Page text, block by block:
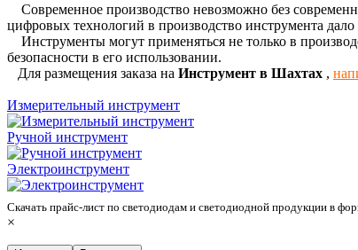
Современное производство невозможно без
цифровых технологий в производство инструмента
Инструменты могут применяться не только в
безопасности в его использовании.
Для размещения заказа на Инструмент в Шахтах ,
Измерительный инструмент
Ручной инструмент
Электроинструмент
Скачать прайс-лист по светодиодам и светодиодной продукции в
×